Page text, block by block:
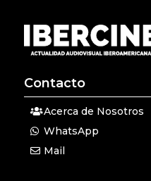
Contacto
Acerca de Nosotros
WhatsApp
Mail